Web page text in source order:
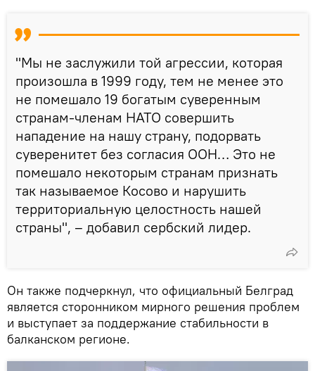
"Мы не заслужили той агрессии, которая
произошла в 1999 году, тем не менее это
не помешало 19 богатым суверенным
странам-членам НАТО совершить
нападение на нашу страну, подорвать
суверенитет без согласия ООН… Это не
помешало некоторым странам признать
так называемое Косово и нарушить
территориальную целостность нашей
страны", – добавил сербский лидер.
Он также подчеркнул, что официальный Белград
является сторонником мирного решения проблем
и выступает за поддержание стабильности в
балканском регионе.